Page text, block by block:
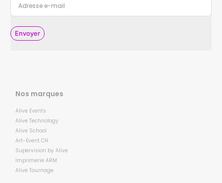
Envoyer
Nos marques
Alive Events
Alive Technology
Alive School
Art-Event CH
Supervision by Alive
Imprimerie ARM
Alive Tournage